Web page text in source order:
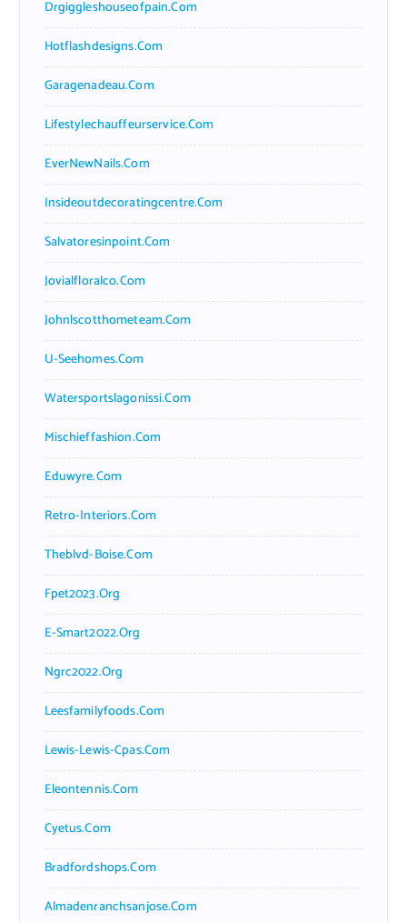
Drgiggleshouseofpain.com
Hotflashdesigns.com
Garagenadeau.com
Lifestylechauffeurservice.com
EverNewNails.com
Insideoutdecoratingcentre.com
Salvatoresinpoint.com
Jovialfloralco.com
Johnlscotthometeam.com
U-Seehomes.com
Watersportslagonissi.com
Mischieffashion.com
Eduwyre.com
Retro-Interiors.com
Theblvd-Boise.com
Fpet2023.org
E-Smart2022.org
Ngrc2022.org
Leesfamilyfoods.com
Lewis-Lewis-Cpas.com
Eleontennis.com
Cyetus.com
Bradfordshops.com
Almadenranchsanjose.com